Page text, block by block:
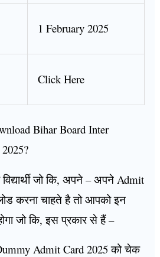
1 February 2025
Click Here
Bihar Board Inter
विद्यार्थी जो कि, अपने – अपने Admit
करना चाहते है तो आपको इन
जो कि, इस प्रकार से हैं –
Admit Card 2025 को चेक